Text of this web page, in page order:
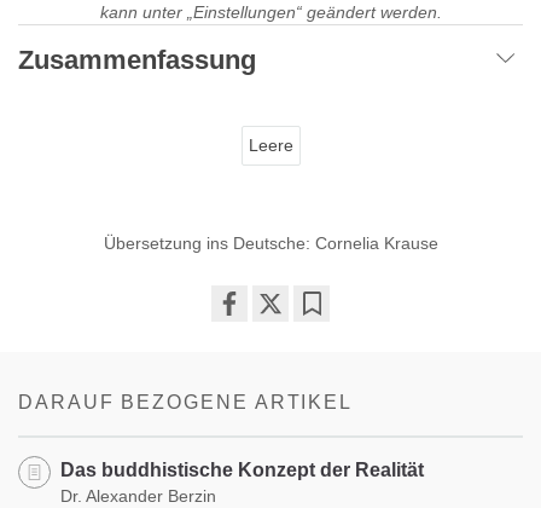
kann unter „Einstellungen“ geändert werden.
Zusammenfassung
Leere
Übersetzung ins Deutsche: Cornelia Krause
DARAUF BEZOGENE ARTIKEL
Das buddhistische Konzept der Realität
Dr. Alexander Berzin